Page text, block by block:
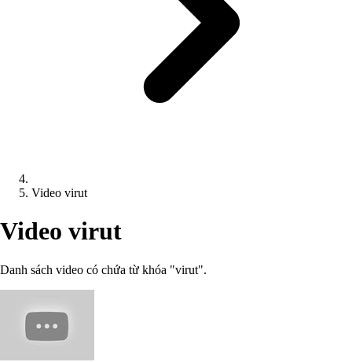
Video virut
Video virut
Danh sách video có chứa từ khóa "virut".